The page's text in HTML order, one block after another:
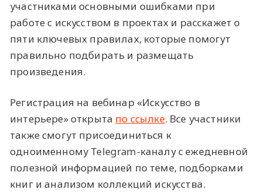
участниками основными ошибками при
работе с искусством в проектах и расскажет о
пяти ключевых правилах, которые помогут
правильно подбирать и размещать
произведения.
Регистрация на вебинар «Искусство в
интерьере» открыта по ссылке. Все участники
также смогут присоединиться к
одноименному Telegram-каналу с ежедневной
полезной информацией по теме, подборками
книг и анализом коллекций искусства.